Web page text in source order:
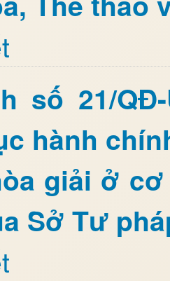
số 21/
hành
giải ở
Sở Tư